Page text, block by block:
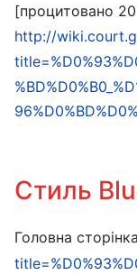
[процитовано
http://
Стиль
Головна